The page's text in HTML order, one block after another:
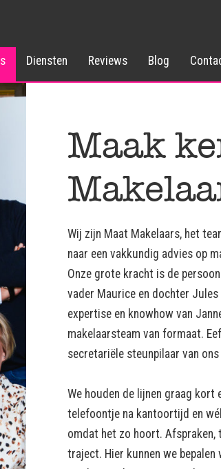
Diensten Reviews Blog
Maak
Wij zijn Maat Makelaars, het
naar een vakkundig advies op
Onze grote kracht is de
vader Maurice en dochter
expertise en knowhow van
makelaarsteam van formaat.
secretariële steunpilaar van
We houden de lijnen graag kort
telefoontje na kantoortijd en
omdat het zo hoort.
traject. Hier kunnen we